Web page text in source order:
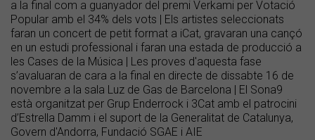
a la final com a guanyador del premi Verkami per Votació
Popular amb el 34% dels vots | Els artistes seleccionats
faran un concert de petit format a iCat, gravaran una cançó
en un estudi professional i faran una estada de producció a
les Cases de la Música | Les proves d'aquesta fase
s’avaluaran de cara a la final en directe de dissabte 16 de
novembre a la sala Luz de Gas de Barcelona | El Sona9
està organitzat per Grup Enderrock i 3Cat amb el patrocini
d’Estrella Damm i el suport de la Generalitat de Catalunya,
Govern d'Andorra, Fundació SGAE i AIE